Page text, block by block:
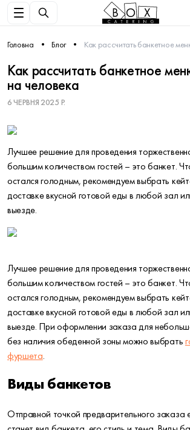
Головна Блог Как рассчитать банкетное
Как рассчитать банкетное
на человека
6 ЧЕРВНЯ 2025 Р.
Лучшее решение для проведения
большим количеством гостей – это банкет.
остался голодным, рекомендуем выбрать
доставке вкусной готовой еды в любой зал
выезде.
Лучшее решение для проведения
большим количеством гостей – это банкет.
остался голодным, рекомендуем выбрать
доставке вкусной готовой еды в любой зал
выезде. При оформлении заказа для
без наличия обеденной зоны можно выбрать
фуршета.
Виды банкетов
Отправной точкой предварительного заказа